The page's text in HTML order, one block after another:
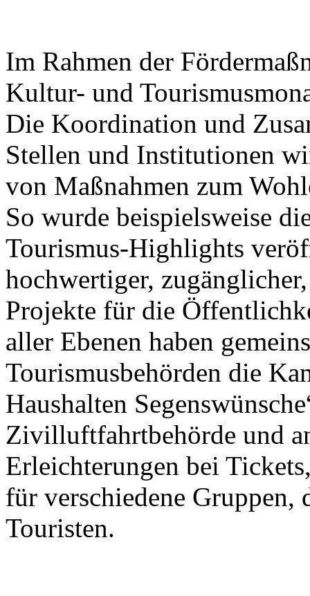
Im Rahmen der
Kultur- und
Die Koordination und
Stellen und Institutionen
von Maßnahmen zum
So wurde beispielsweise
Tourismus-Highlights
hochwertiger,
Projekte für die
aller Ebenen haben
Tourismusbehörden die
Haushalten
Zivilluftfahrtbehörde und
Erleichterungen bei
für verschiedene Gruppen,
Touristen.